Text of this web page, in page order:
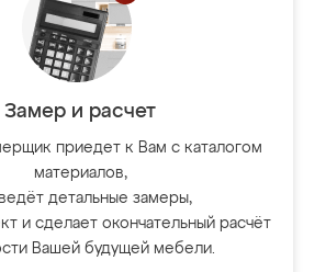
Замер и расчет
приедет к Вам с каталогом
материалов,
детальные замеры,
и сделает окончательный расчёт
Вашей будущей мебели.